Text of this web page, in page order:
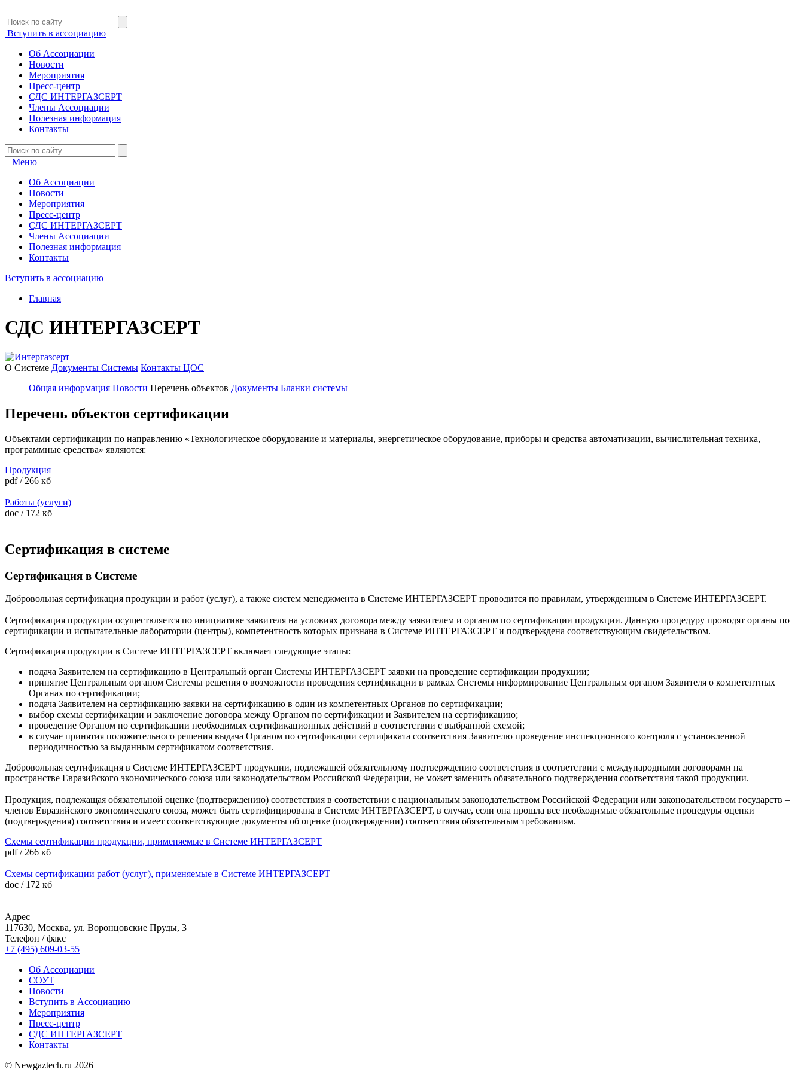
Вступить в ассоциацию
Об Ассоциации
Новости
Мероприятия
Пресс-центр
СДС ИНТЕРГАЗСЕРТ
Члены Ассоциации
Полезная информация
Контакты
Меню
Об Ассоциации
Новости
Мероприятия
Пресс-центр
СДС ИНТЕРГАЗСЕРТ
Члены Ассоциации
Полезная информация
Контакты
Вступить в ассоциацию
Главная
СДС ИНТЕРГАЗСЕРТ
О Системе Документы Системы Контакты ЦОС
Общая информация Новости Перечень объектов Документы Бланки системы
Перечень объектов сертификации
Объектами сертификации по направлению «Технологическое оборудование и материалы, энергетическое оборудование, приборы и средства автоматизации, вычислительная техника,
программные средства» являются:
Продукция
pdf / 266 кб
Работы (услуги)
doc / 172 кб
Сертификация в системе
Сертификация в Системе
Добровольная сертификация продукции и работ (услуг), а также систем менеджмента в Системе ИНТЕРГАЗСЕРТ проводится по правилам, утвержденным в Системе ИНТЕРГАЗСЕРТ.
Сертификация продукции осуществляется по инициативе заявителя на условиях договора между заявителем и органом по сертификации продукции. Данную процедуру проводят органы по
сертификации и испытательные лаборатории (центры), компетентность которых признана в Системе ИНТЕРГАЗСЕРТ и подтверждена соответствующим свидетельством.
Сертификация продукции в Системе ИНТЕРГАЗСЕРТ включает следующие этапы:
подача Заявителем на сертификацию в Центральный орган Системы ИНТЕРГАЗСЕРТ заявки на проведение сертификации продукции;
принятие Центральным органом Системы решения о возможности проведения сертификации в рамках Системы информирование Центральным органом Заявителя о компетентных
Органах по сертификации;
подача Заявителем на сертификацию заявки на сертификацию в один из компетентных Органов по сертификации;
выбор схемы сертификации и заключение договора между Органом по сертификации и Заявителем на сертификацию;
проведение Органом по сертификации необходимых сертификационных действий в соответствии с выбранной схемой;
в случае принятия положительного решения выдача Органом по сертификации сертификата соответствия Заявителю проведение инспекционного контроля с установленной
периодичностью за выданным сертификатом соответствия.
Добровольная сертификация в Системе ИНТЕРГАЗСЕРТ продукции, подлежащей обязательному подтверждению соответствия в соответствии с международными договорами на
пространстве Евразийского экономического союза или законодательством Российской Федерации, не может заменить обязательного подтверждения соответствия такой продукции.
Продукция, подлежащая обязательной оценке (подтверждению) соответствия в соответствии с национальным законодательством Российской Федерации или законодательством государств –
членов Евразийского экономического союза, может быть сертифицирована в Системе ИНТЕРГАЗСЕРТ, в случае, если она прошла все необходимые обязательные процедуры оценки
(подтверждения) соответствия и имеет соответствующие документы об оценке (подтверждении) соответствия обязательным требованиям.
Схемы сертификации продукции, применяемые в Системе ИНТЕРГАЗСЕРТ
pdf / 266 кб
Схемы сертификации работ (услуг), применяемые в Системе ИНТЕРГАЗСЕРТ
doc / 172 кб
Адрес
117630, Москва, ул. Воронцовские Пруды, 3
Телефон / факс
+7 (495) 609-03-55
Об Ассоциации
СОУТ
Новости
Вступить в Ассоциацию
Мероприятия
Пресс-центр
СДС ИНТЕРГАЗСЕРТ
Контакты
© Newgaztech.ru 2026